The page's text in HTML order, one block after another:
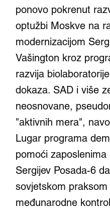
ponovo pokrenut
optužbi Moskve na
modernizacijom
Vašington kroz
razvija
dokaza. SAD i više
neosnovane,
"aktivnih mera",
Lugar programa
pomoći
Sergijev Posada-6
sovjetskom
međunarodne